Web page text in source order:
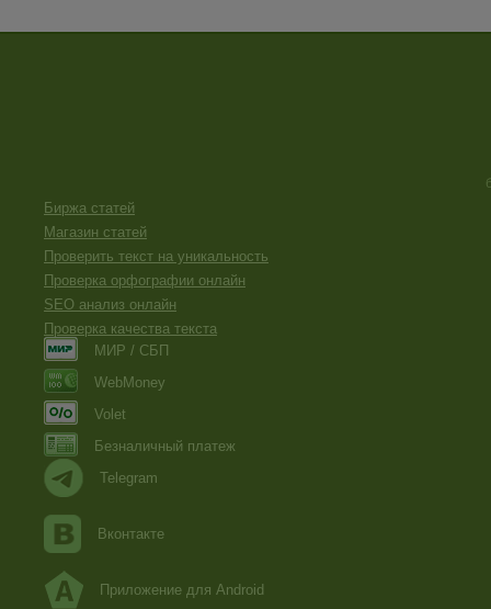
Биржа статей
Магазин статей
Проверить текст на уникальность
Проверка орфографии онлайн
SEO анализ онлайн
Проверка качества текста
МИР / СБП
WebMoney
Volet
Безналичный платеж
Telegram
Вконтакте
Приложение для Android